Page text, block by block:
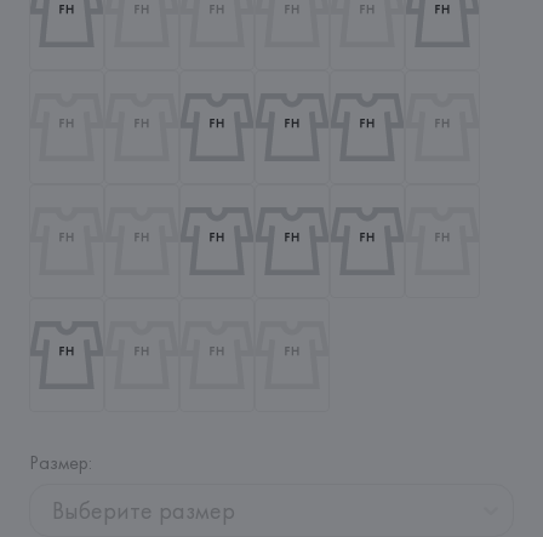
Размер:
Выберите размер